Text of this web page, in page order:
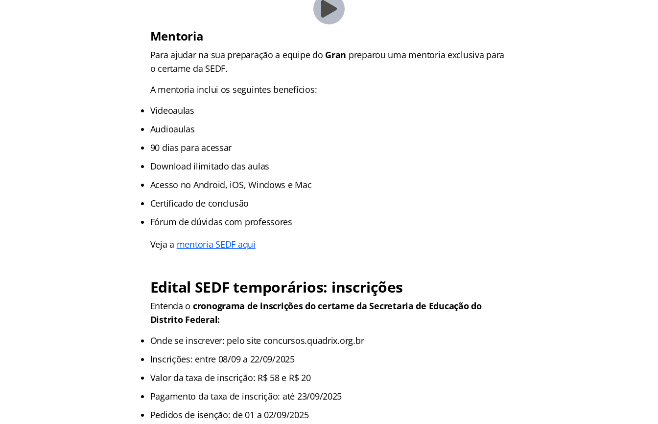
Mentoria
Para ajudar na sua preparação a equipe do Gran preparou uma mentoria exclusiva para
o certame da SEDF.
A mentoria inclui os seguintes benefícios:
Videoaulas
Audioaulas
90 dias para acessar
Download ilimitado das aulas
Acesso no Android, iOS, Windows e Mac
Certificado de conclusão
Fórum de dúvidas com professores
Veja a mentoria SEDF aqui
Edital SEDF temporários: inscrições
Entenda o cronograma de inscrições do certame daSecretaria de Educação do
Distrito Federal:
Onde se inscrever: pelo site concursos.quadrix.org.br
Inscrições: entre 08/09 a 22/09/2025
Valor da taxa de inscrição: R$ 58 e R$ 20
Pagamento da taxa de inscrição: até 23/09/2025
Pedidos de isenção: de 01 a 02/09/2025